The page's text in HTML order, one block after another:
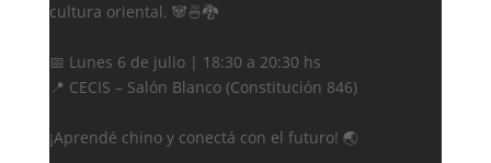
cultura oriental. 🐼🍜🐉
📅 Lunes 6 de julio | 18:30 a 20:30 hs
📍 CECIS – Salón Blanco (Constitución 846)
¡Aprendé chino y conectá con el futuro! 🌏